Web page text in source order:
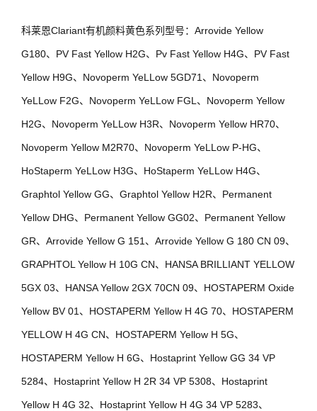
科莱恩Clariant有机颜料黄色系列型号：Arrovide Yellow
G180、PV Fast Yellow H2G、Pv Fast Yellow H4G、PV Fast
Yellow H9G、Novoperm YeLLow 5GD71、Novoperm
YeLLow F2G、Novoperm YeLLow FGL、Novoperm Yellow
H2G、Novoperm YeLLow H3R、Novoperm Yellow HR70、
Novoperm Yellow M2R70、Novoperm YeLLow P-HG、
HoStaperm YeLLow H3G、HoStaperm YeLLow H4G、
Graphtol Yellow GG、Graphtol Yellow H2R、Permanent
Yellow DHG、Permanent Yellow GG02、Permanent Yellow
GR、Arrovide Yellow G 151、Arrovide Yellow G 180 CN 09、
GRAPHTOL Yellow H 10G CN、HANSA BRILLIANT YELLOW
5GX 03、HANSA Yellow 2GX 70CN 09、HOSTAPERM Oxide
Yellow BV 01、HOSTAPERM Yellow H 4G 70、HOSTAPERM
YELLOW H 4G CN、HOSTAPERM Yellow H 5G、
HOSTAPERM Yellow H 6G、Hostaprint Yellow GG 34 VP
5284、Hostaprint Yellow H 2R 34 VP 5308、Hostaprint
Yellow H 4G 32、Hostaprint Yellow H 4G 34 VP 5283、